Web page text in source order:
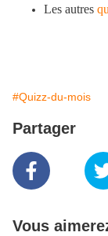
Les autres
#Quizz-du-mois
Partager
Vous